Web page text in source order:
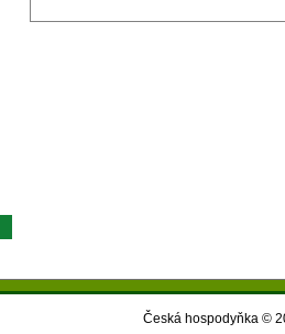
Česká hospodyňka ©